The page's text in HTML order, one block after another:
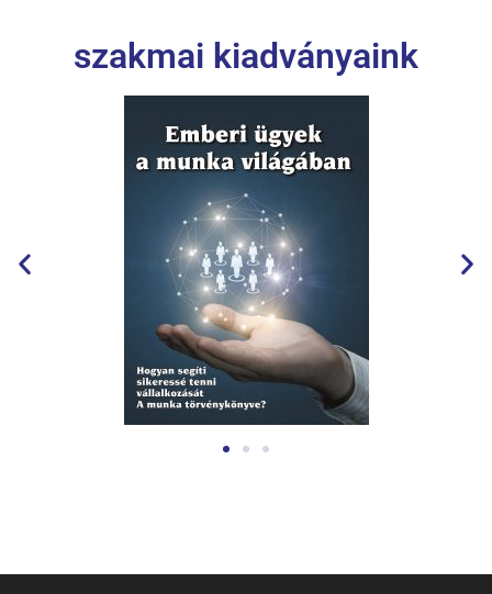
szakmai kiadványaink